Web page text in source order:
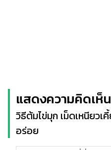
แสดงความคิดเห็
วิธีต้มไข่มุก เม็ดเหนียวเ
อร่อย